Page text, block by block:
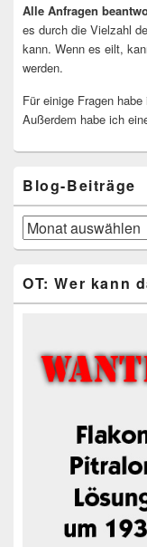
Alle Anfragen
es durch die Vielzahl
kann. Wenn es eilt,
werden.
Für einige Fragen
Außerdem habe ich
Blog-Beiträge
Blog-
Beiträge
OT: Wer kann